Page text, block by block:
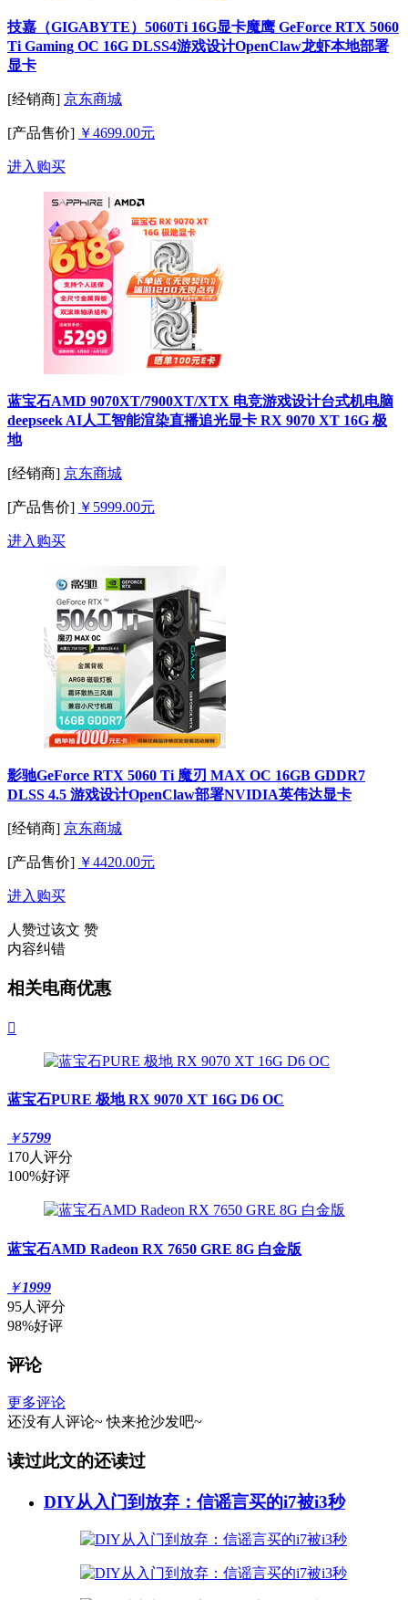
技嘉（GIGABYTE）5060Ti 16G显卡魔鹰 GeForce RTX 5060
Ti Gaming OC 16G DLSS4游戏设计OpenClaw龙虾本地部署
显卡
[经销商] 京东商城
[产品售价] ￥4699.00元
进入购买
蓝宝石AMD 9070XT/7900XT/XTX 电竞游戏设计台式机电脑
deepseek AI人工智能渲染直播追光显卡 RX 9070 XT 16G 极
地
[经销商] 京东商城
[产品售价] ￥5999.00元
进入购买
影驰GeForce RTX 5060 Ti 魔刃 MAX OC 16GB GDDR7
DLSS 4.5 游戏设计OpenClaw部署NVIDIA英伟达显卡
[经销商] 京东商城
[产品售价] ￥4420.00元
进入购买
人赞过该文 赞
内容纠错
相关电商优惠

蓝宝石PURE 极地 RX 9070 XT 16G D6 OC
￥5799
170人评分
100%好评
蓝宝石AMD Radeon RX 7650 GRE 8G 白金版
￥1999
95人评分
98%好评
评论
更多评论
还没有人评论~ 快来抢沙发吧~
读过此文的还读过
DIY从入门到放弃：信谣言买的i7被i3秒